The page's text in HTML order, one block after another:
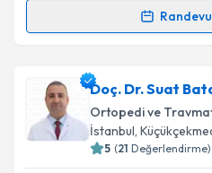
Randevu Takvimi
Doç. Dr. Hanifi Üçpunar
oluşturun. Size bu
takvim hazırlandığında e-
E-posta Adresiniz
Doç. Dr. Suat
Ortopedi ve
İstanbul,
5 (21 Değerlendirme)